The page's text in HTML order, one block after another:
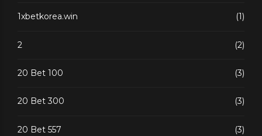
1xbetkorea.win (1)
2 (2)
20 Bet 100 (3)
20 Bet 300 (3)
20 Bet 557 (3)